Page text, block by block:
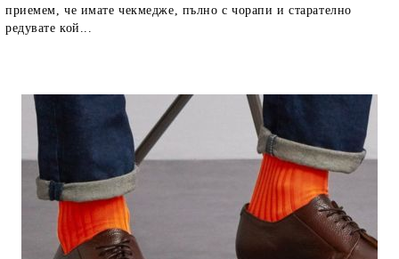
приемем, че имате чекмедже, пълно с чорапи и старателно
редувате кой...